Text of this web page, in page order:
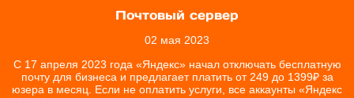
Почтовый сервер
02 мая 2023
С 17 апреля 2023 года «Яндекс» начал отключать бесплатную
почту для бизнеса и предлагает платить от 249 до 1399₽ за
юзера в месяц. Если не оплатить услуги, все аккаунты «Яндекс